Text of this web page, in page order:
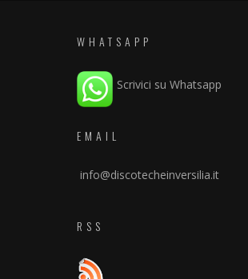
WHATSAPP
Scrivici su Whatsapp
EMAIL
info@discotecheinversilia.it
RSS